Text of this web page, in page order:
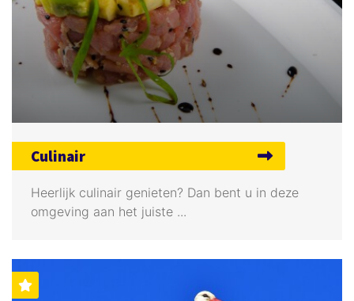
Culinair
Heerlijk culinair genieten? Dan bent u in deze
omgeving aan het juiste ...